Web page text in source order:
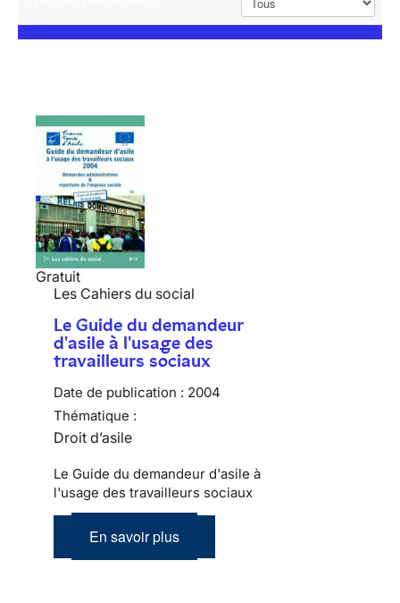
Gratuit
Les Cahiers du social
Le Guide du demandeur
d'asile à l'usage des
travailleurs sociaux
Date de publication : 2004
Thématique :
Droit d’asile
Le Guide du demandeur d'asile à
l'usage des travailleurs sociaux
En savoir plus